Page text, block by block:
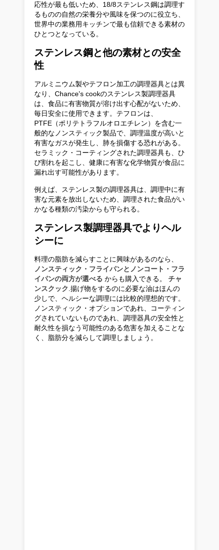
応性が最も低いため、18/8ステンレス鋼は調理す
るものの自然の栄養分や風味を保つのに役立ち、
世界中の業務用キッチンで最も信頼できる素材の
ひとつとなっている。
ステンレス鋼と他の素材との安全
性
アルミニウム製やテフロン加工の調理器具とは異
なり、Chance's cookのステンレス製調理器具
は、食品に有害物質が溶け出す心配がないため、
毎日安全に使用できます。テフロンは、
PTFE（ポリテトラフルオロエチレン）を含む一
般的なノンスティック製品で、調理温度が高いと
有害なガスが発生し、肺を損傷する恐れがある。
セラミック・コーティングされた調理器具も、ひ
び割れを起こし、健康に有害な化学物質が食品に
漏れ出す可能性があります。
例えば、ステンレス製の調理器具は、調理中に有
害な元素を放出しないため、調理された食品がい
かなる種類の汚染からも守られる。
ステンレス製調理器具でよりヘル
シーに
料理の脂肪を減らすことに興味があるのなら、
ノンスティック・フライパンとノンコート・フラ
イパンの両方が選べる からも購入できる。 チャ
ンスクック.揚げ物をするのに必要な油はほんの
少しで、ヘルシーな調理には比較的理想的です。
ノンスティック・オプションであれ、コーティン
グされていないものであれ、調理器具の安全性と
耐久性を損なう可能性のある危害を加えることな
く、脂肪分を減らして調理しましょう。